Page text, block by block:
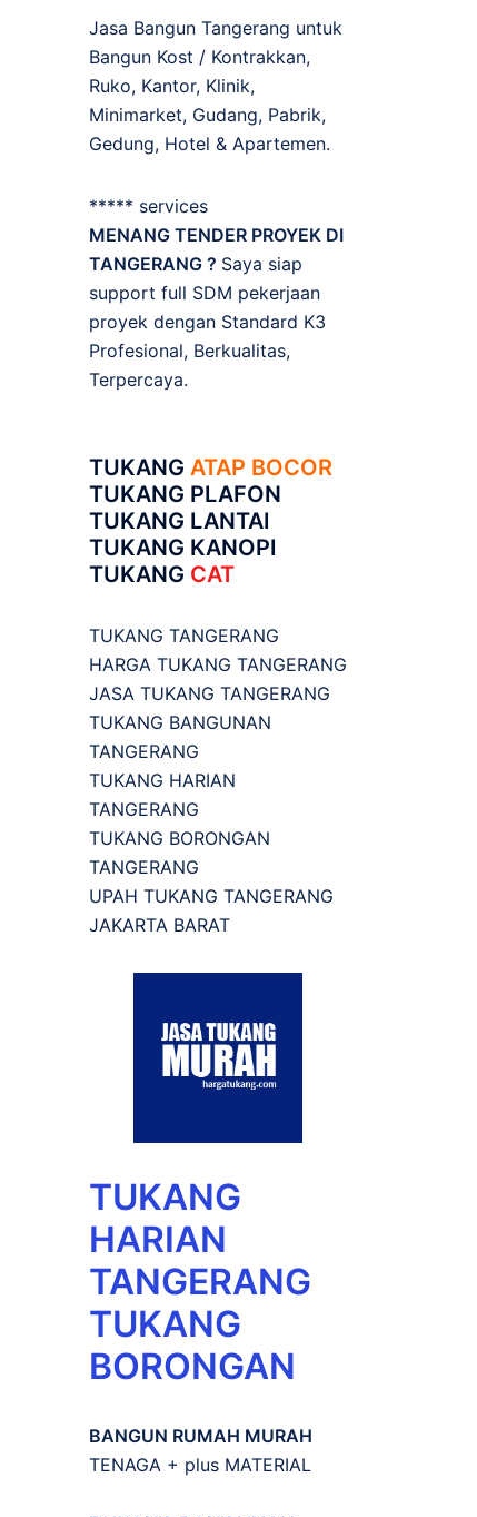
Jasa Bangun Tangerang untuk
Bangun Kost / Kontrakkan,
Ruko, Kantor, Klinik,
Minimarket, Gudang, Pabrik,
Gedung, Hotel & Apartemen.
***** services
MENANG TENDER PROYEK DI
TANGERANG ? Saya siap
support full SDM pekerjaan
proyek dengan Standard K3
Profesional, Berkualitas,
Terpercaya.
TUKANG ATAP BOCOR
TUKANG PLAFON
TUKANG LANTAI
TUKANG KANOPI
TUKANG CAT
TUKANG TANGERANG
HARGA TUKANG TANGERANG
JASA TUKANG TANGERANG
TUKANG BANGUNAN
TANGERANG
TUKANG HARIAN
TANGERANG
TUKANG BORONGAN
TANGERANG
UPAH TUKANG TANGERANG
JAKARTA BARAT
TUKANG
HARIAN
TANGERANG
TUKANG
BORONGAN
BANGUN RUMAH MURAH
TENAGA + plus MATERIAL